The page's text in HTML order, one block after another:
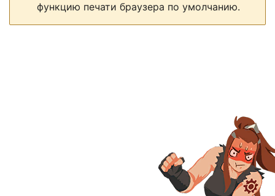
функцию печати браузера по умолчанию.